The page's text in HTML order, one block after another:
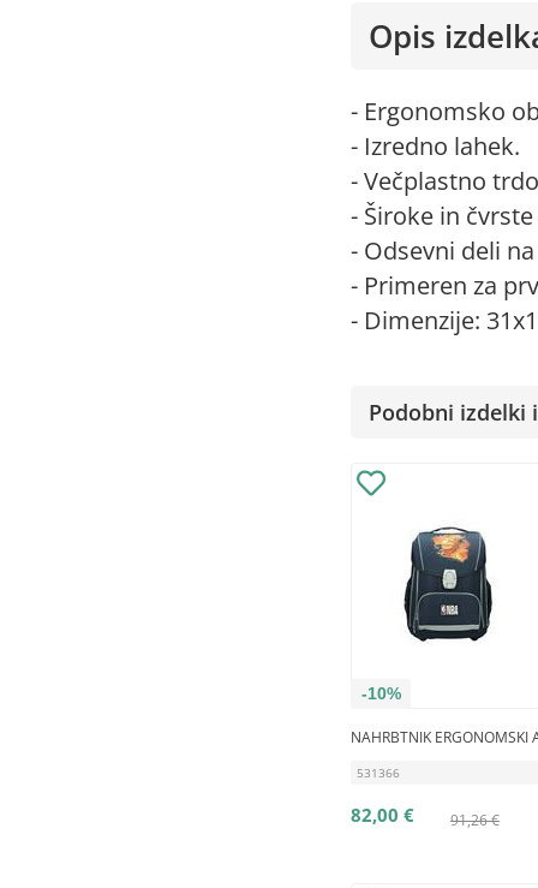
Opis
- Ergonomsko
- Izredno lahek.
- Večplastno
- Široke in
- Odsevni deli
- Primeren za
- Dimenzije:
Podobni izdelki
-10%
NAHRBTNIK ERGONOMSKI
531366
91,26 €
82,00 €